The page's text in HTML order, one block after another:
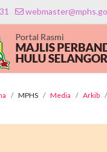
MPHS Media Arkib